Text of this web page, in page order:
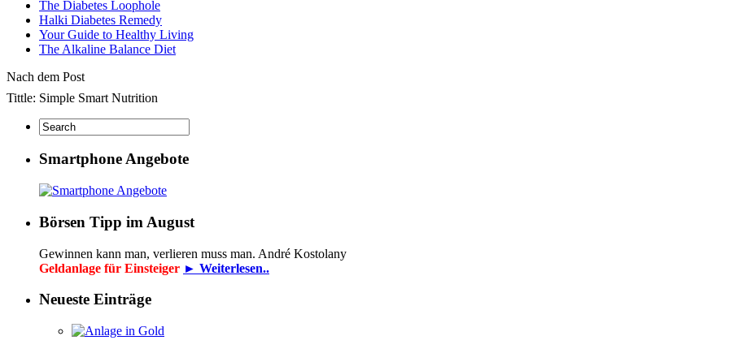
The Diabetes Loophole
Halki Diabetes Remedy
Your Guide to Healthy Living
The Alkaline Balance Diet
Nach dem Post
Tittle: Simple Smart Nutrition
Smartphone Angebote
Börsen Tipp im August
Gewinnen kann man, verlieren muss man. André Kostolany
Geldanlage für Einsteiger ► Weiterlesen..
Neueste Einträge